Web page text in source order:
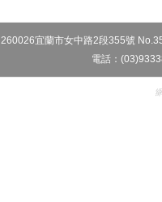
260026宜蘭市女中路2段355號
電話：